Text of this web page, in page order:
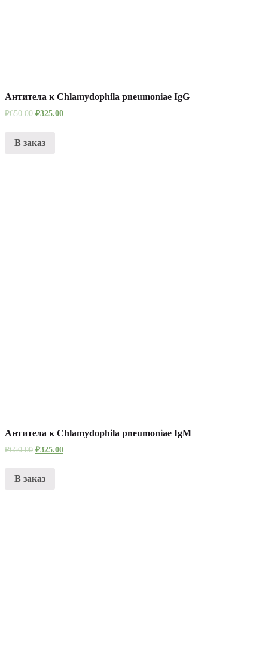
Антитела к Chlamydophila pneumoniae IgG
₽650.00 ₽325.00
В заказ
Антитела к Chlamydophila pneumoniae IgM
₽650.00 ₽325.00
В заказ